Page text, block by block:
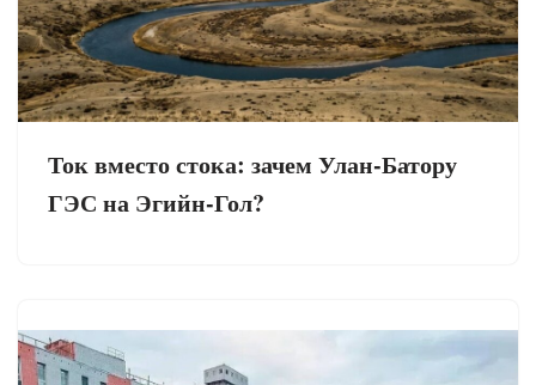
Ток вместо стока: зачем Улан-Батору
ГЭС на Эгийн-Гол?